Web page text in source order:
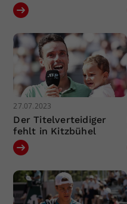
27.07.2023
Der Titelverteidiger
fehlt in Kitzbühel